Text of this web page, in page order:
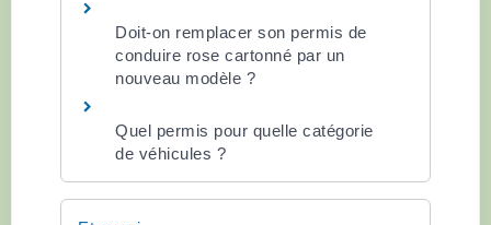
Doit-on remplacer son permis de
conduire rose cartonné par un
nouveau modèle ?
Quel permis pour quelle catégorie
de véhicules ?